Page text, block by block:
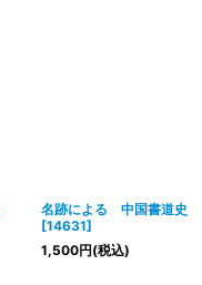
名跡による 中国書道史
[14631]
1,500円(税込)